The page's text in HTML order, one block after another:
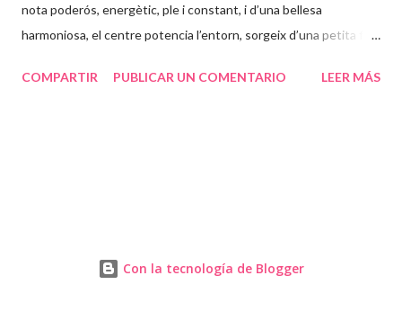
nota poderós, energètic, ple i constant, i d’una bellesa
harmoniosa, el centre potencia l’entorn, sorgeix d’una petita flor
expandeix llum a través de tot el mandala. Tu i el teu ser
la transformació que busques i juntament amb la teva parella
COMPARTIR PUBLICAR UN COMENTARIO LEER MÁS
Con la tecnología de Blogger